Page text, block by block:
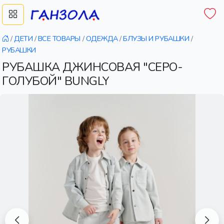
/ДЕТИ /ВСЕ ТОВАРЫ /ОДЕЖДА/БЛУЗЫ И РУБАШКИ /
РУБАШКИ
РУБАШКА ДЖИНСОВАЯ "СЕРО-
ГОЛУБОЙ" BUNGLY